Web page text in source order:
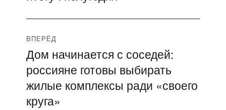
ВПЕРЁД
Следующая
запись:
Дом начинается с соседей:
россияне готовы выбирать
жилые комплексы ради «своего
круга»